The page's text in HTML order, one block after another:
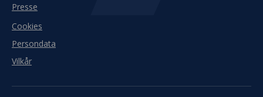
Presse
Cookies
Persondata
Vilkår